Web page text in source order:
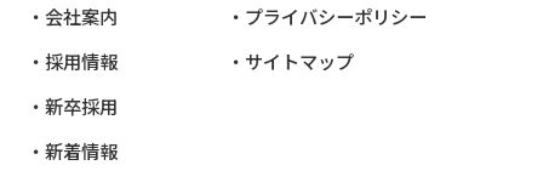
会社案内
採用情報
新卒採用
新着情報
プライバシーポリシー
サイトマップ